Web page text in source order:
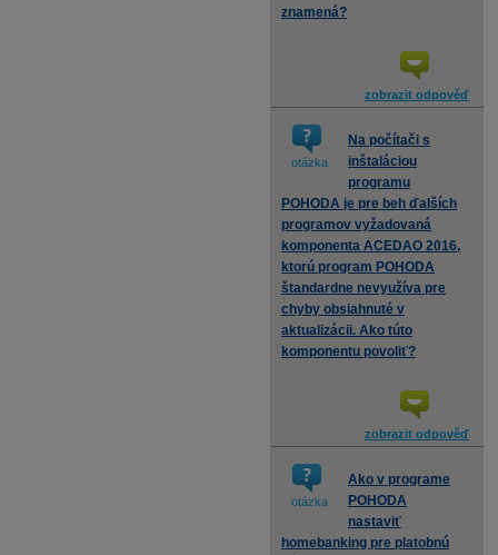
znamená?
zobrazit odpověď
otázka
Na počítači s
inštaláciou
programu
POHODA je pre beh ďalších
programov vyžadovaná
komponenta ACEDAO 2016,
ktorú program POHODA
štandardne nevyužíva pre
chyby obsiahnuté v
aktualizácii. Ako túto
komponentu povoliť?
zobrazit odpověď
otázka
Ako v programe
POHODA
nastaviť
homebanking pre platobnú